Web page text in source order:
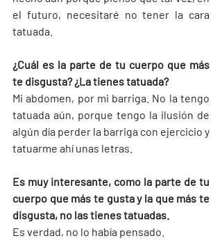
el futuro, necesitaré no tener la cara
tatuada.
¿Cuál es la parte de tu cuerpo que más
te disgusta? ¿La tienes tatuada?
Mi abdomen, por mi barriga. No la tengo
tatuada aún, porque tengo la ilusión de
algún día perder la barriga con ejercicio y
tatuarme ahí unas letras.
Es muy interesante, como la parte de tu
cuerpo que más te gusta y la que más te
disgusta, no las tienes tatuadas.
Es verdad, no lo había pensado.